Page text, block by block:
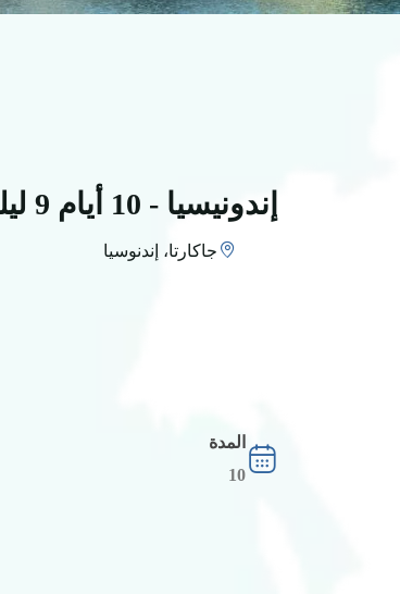
إندونيسيا - 10 أيام 9 ليلة
جاكارتا، إندنوسيا
المدة
10